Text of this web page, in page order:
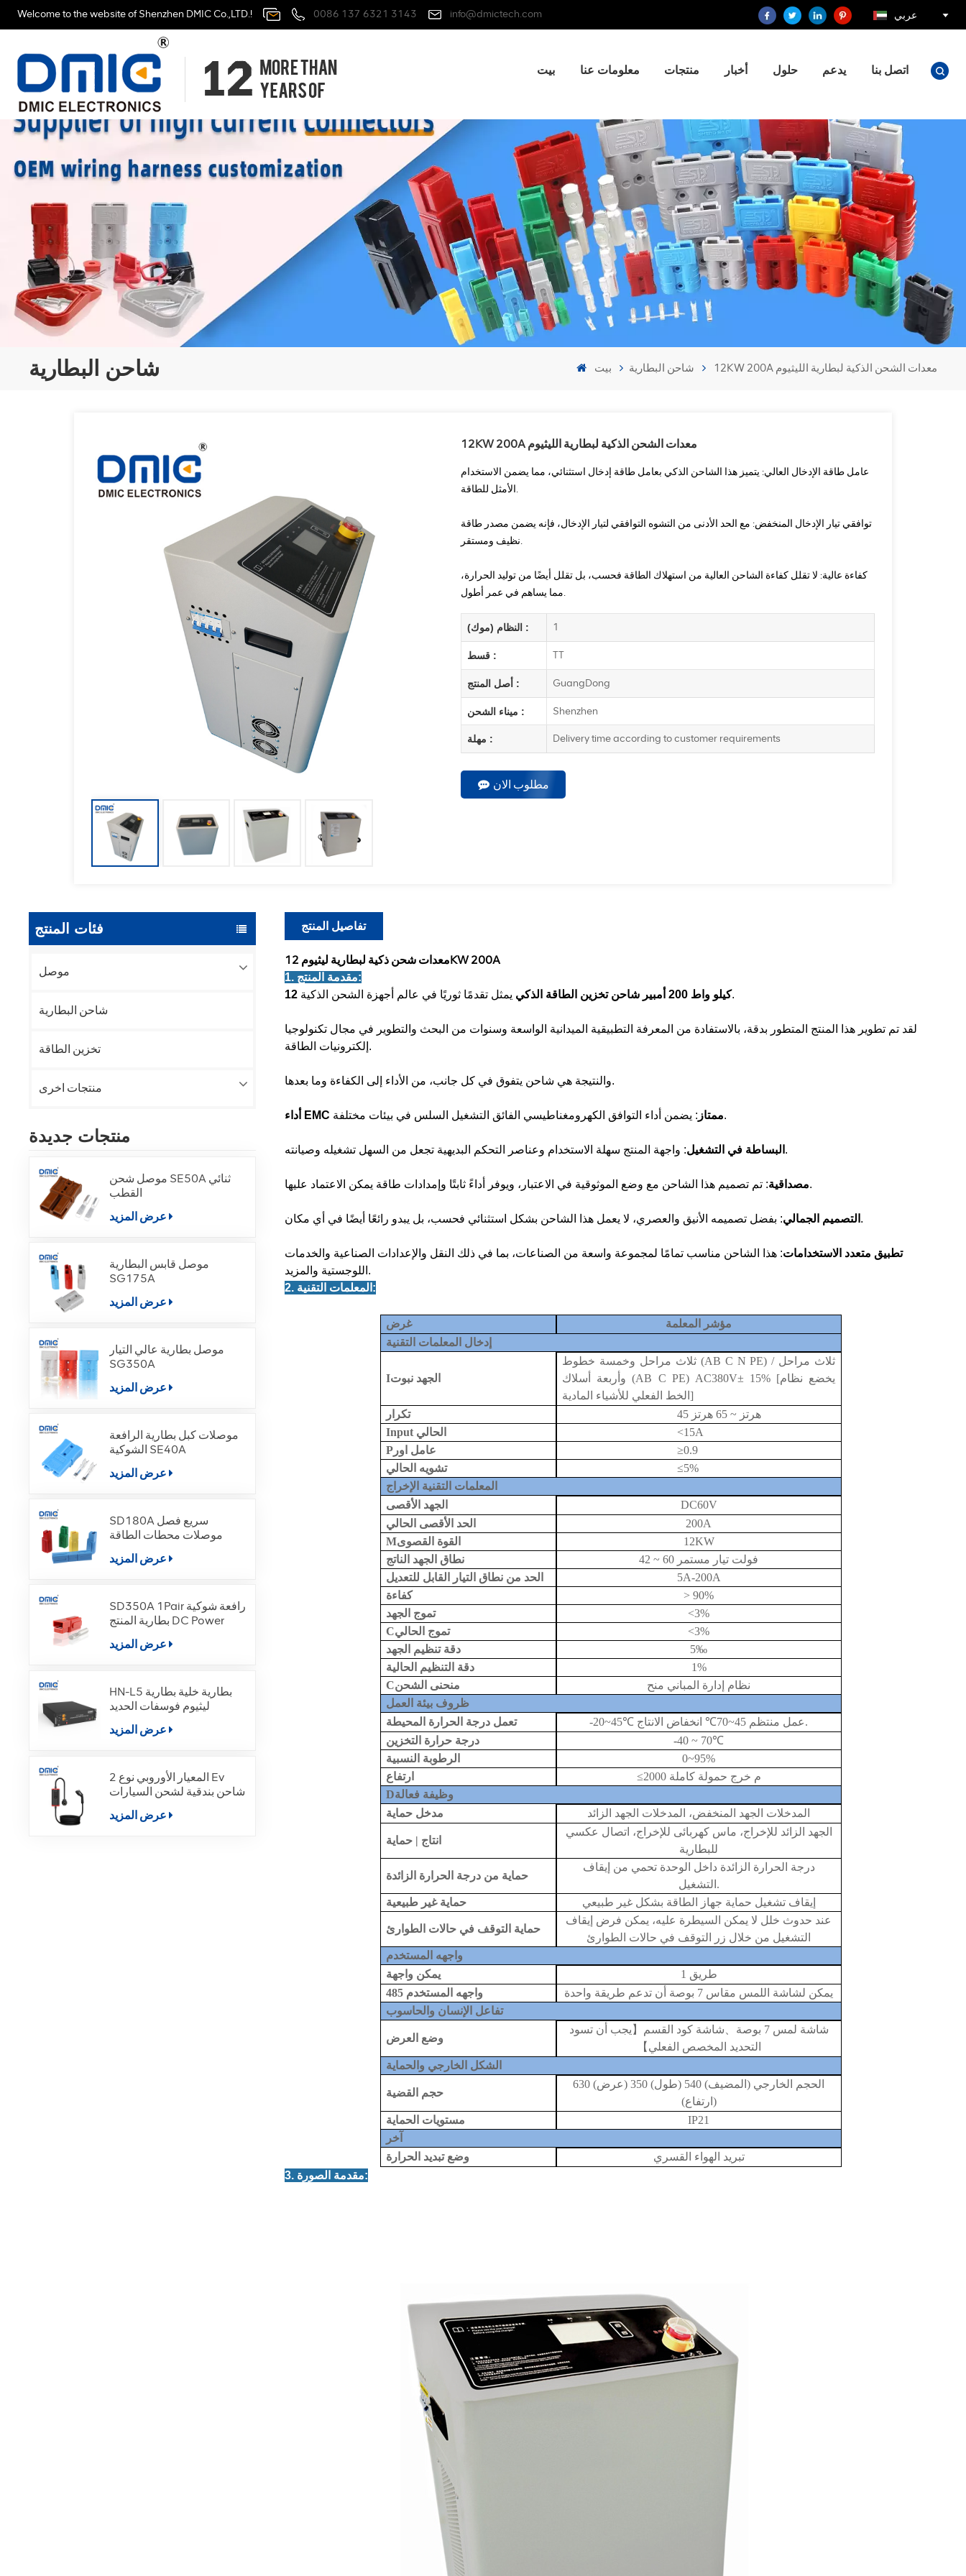
Welcome to the website of Shenzhen DMIC Co.,LTD.! 0086 137 6321 3143 info@dmictech.com عربي
بيت معلومات عنا منتجات أخبار حلول يدعم اتصل بنا
شاحن البطارية بيت شاحن البطارية 12KW 200A معدات الشحن الذكية لبطارية الليثيوم
12KW 200A معدات الشحن الذكية لبطارية الليثيوم
عامل طاقة الإدخال العالي: يتميز هذا الشاحن الذكي بعامل طاقة إدخال استثنائي، مما يضمن الاستخدام
الأمثل للطاقة.
توافقي تيار الإدخال المنخفض: مع الحد الأدنى من التشوه التوافقي لتيار الإدخال، فإنه يضمن مصدر طاقة
نظيف ومستقر.
كفاءة عالية: لا تقلل كفاءة الشاحن العالية من استهلاك الطاقة فحسب، بل تقلل أيضًا من توليد الحرارة،
مما يساهم في عمر أطول.
النظام (موك) : 1
قسط : TT
أصل المنتج : GuangDong
ميناء الشحن : Shenzhen
مهلة : Delivery time according to customer requirements
مطلوب الان
فئات المنتج
موصل
شاحن البطارية
تخزين الطاقة
منتجات اخرى
منتجات جديدة
موصل شحن SE50A ثنائي
القطب
عرض المزيد
موصل قابس البطارية
SG175A
عرض المزيد
موصل بطارية عالي التيار
SG350A
عرض المزيد
موصلات كبل بطارية الرافعة
الشوكية SE40A
عرض المزيد
SD180A سريع فصل
موصلات محطات الطاقة
عرض المزيد
SD350A 1Pair رافعة شوكية
بطارية المنتج DC Power
عرض المزيد
HN-L5 بطارية خلية بطارية
ليثيوم فوسفات الحديد
عرض المزيد
المعيار الأوروبي نوع 2 Ev
شاحن بندقية لشحن السيارات
عرض المزيد
تفاصيل المنتج
معدات شحن ذكية لبطارية ليثيوم 12KW 200A
1. مقدمة المنتج:
12 كيلو واط 200 أمبير
شاحن تخزين الطاقة الذكي يمثل تقدمًا ثوريًا في عالم أجهزة الشحن الذكية.
لقد تم تطوير هذا المنتج المتطور بدقة، بالاستفادة من المعرفة التطبيقية الميدانية الواسعة وسنوات من البحث والتطوير في مجال تكنولوجيا
إلكترونيات الطاقة.
والنتيجة هي شاحن يتفوق في كل جانب، من الأداء إلى الكفاءة وما بعدها.
أداء EMC ممتاز: يضمن أداء التوافق الكهرومغناطيسي الفائق التشغيل السلس في بيئات مختلفة.
البساطة في التشغيل : واجهة المنتج سهلة الاستخدام وعناصر التحكم البديهية تجعل من السهل تشغيله وصيانته.
مصداقية: تم تصميم هذا الشاحن مع وضع الموثوقية في الاعتبار، ويوفر أداءً ثابتًا وإمدادات طاقة يمكن الاعتماد عليها.
التصميم الجمالي : بفضل تصميمه الأنيق والعصري، لا يعمل هذا الشاحن بشكل استثنائي فحسب، بل يبدو رائعًا أيضًا في أي مكان.
تطبيق متعدد الاستخدامات: هذا الشاحن مناسب تمامًا لمجموعة واسعة من الصناعات، بما في ذلك النقل والإعدادات الصناعية والخدمات
اللوجستية والمزيد.
2. المعلمات التقنية:
غرض
مؤشر المعلمة
إدخال المعلمات التقنية
Iالجهد نبوت
ثلاث مراحل وخمسة خطوط (AB C N PE) / ثلاث مراحل
وأربعة أسلاك (AB C PE) AC380V± 15% [يخضع نظام
الخط الفعلي للأشياء المادية]
تكرار
45 هرتز ~ 65 هرتز
I
nput الحالي <15A
P عامل اور ≥0.9
تشويه الحالي
≤5%
المعلمات التقنية الإخراج
الجهد الأقصى
DC60V
الحد الأقصى الحالي
200A
Mالقوة القصوى 12KW
نطاق الجهد الناتج
42 ~ 60 فولت تيار مستمر
الحد من نطاق التيار القابل للتعديل
5A-200A
كفاءة
> 90%
تموج الجهد
<3%
Cتموج الحالي
<3%
دقة تنظيم الجهد
5‰
دقة التنظيم الحالية
1%
Cمنحنى الشحن نظام إدارة المباني منح
ظروف بيئة العمل
تعمل درجة الحرارة المحيطة
-20~45℃ عمل منتظم 45~70 ℃
انخفاض الانتاج.
درجة حرارة التخزين
-40 ~ 70℃
الرطوبة النسبية
0~95%
ارتفاع
≤
2000 م خرج حمولة كاملة
Dوظيفة فعالة
مدخل حماية المدخلات الجهد المنخفض، المدخلات الجهد الزائد
انتاج | حماية
الجهد الزائد للإخراج، ماس كهربائى للإخراج، اتصال عكسي
للبطارية
حماية من درجة الحرارة الزائدة
درجة الحرارة الزائدة داخل الوحدة تحمي من إيقاف
التشغيل.
حماية غير طبيعية
إيقاف تشغيل حماية جهاز الطاقة بشكل غير طبيعي
حماية التوقف في حالات الطوارئ
عند حدوث خلل لا يمكن السيطرة عليه، يمكن فرض إيقاف
التشغيل من خلال زر التوقف في حالات الطوارئ
واجهه المستخدم
يمكن واجهة
1 طريق
485 واجهه المستخدم
يمكن لشاشة اللمس مقاس 7 بوصة أن تدعم طريقة واحدة
تفاعل الإنسان والحاسوب
وضع العرض
شاشة لمس 7 بوصة شاشة كود القسم 【 يجب أن تسود
التحديد المخصص الفعلي 】
الشكل الخارجي والحماية
حجم القضية
الحجم الخارجي (المضيف) 540 (طول) 350 (عرض) 630
(ارتفاع)
مستويات الحماية
IP21
آخر
وضع تبديد الحرارة
تبريد الهواء القسري
3. مقدمة الصورة: